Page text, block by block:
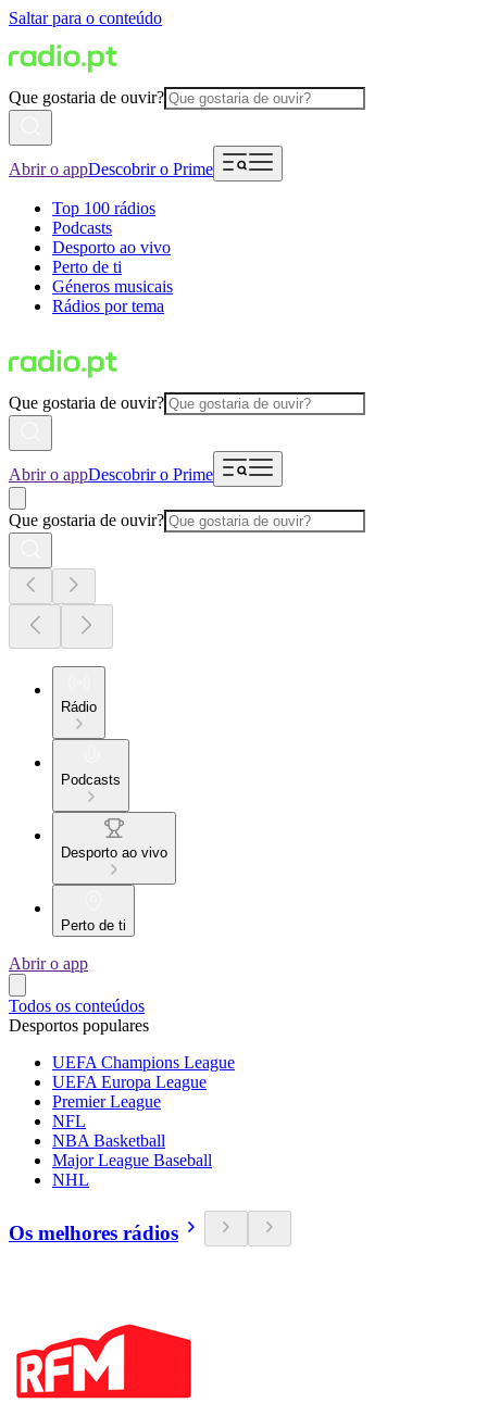
Saltar para o conteúdo
Que gostaria de ouvir?
Abrir o appDescobrir o Prime
Top 100 rádios
Podcasts
Desporto ao vivo
Perto de ti
Géneros musicais
Rádios por tema
Que gostaria de ouvir?
Abrir o appDescobrir o Prime
Que gostaria de ouvir?
Rádio
Podcasts
Desporto ao vivo
Perto de ti
Abrir o app
Todos os conteúdos
Desportos populares
UEFA Champions League
UEFA Europa League
Premier League
NFL
NBA Basketball
Major League Baseball
NHL
Os melhores rádios